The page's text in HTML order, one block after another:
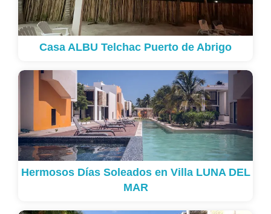
Casa ALBU Telchac Puerto de Abrigo
Hermosos Días Soleados en Villa LUNA DEL
MAR